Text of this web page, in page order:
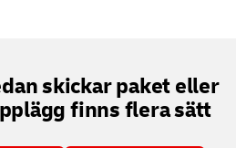
skickar paket eller
finns flera sätt